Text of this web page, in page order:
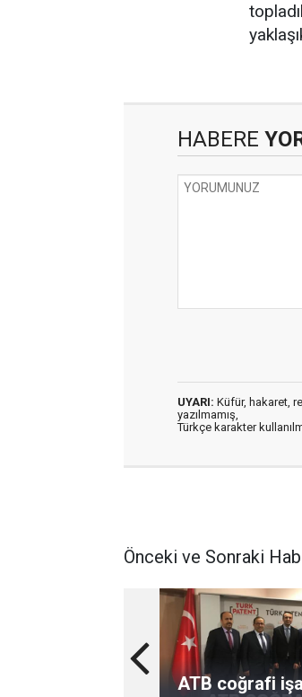
HABERE
UYARI: Küfür, hakaret,
yazılmamış,
Türkçe karakter
Önceki ve Sonraki
ATB coğrafi